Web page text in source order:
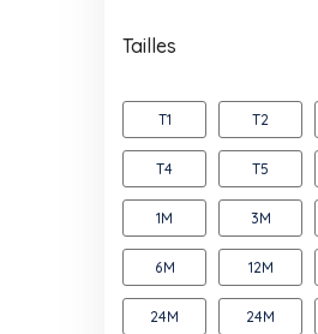
Tailles
T1 T2
T4 T5
1M 3M
6M 12M
24M 24M